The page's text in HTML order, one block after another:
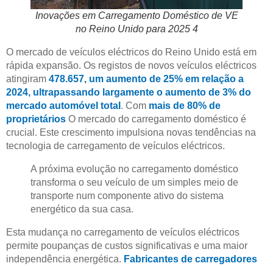
Inovações em Carregamento Doméstico de VE
no Reino Unido para 2025 4
O mercado de veículos eléctricos do Reino Unido está em
rápida expansão. Os registos de novos veículos eléctricos
atingiram 478.657, um aumento de 25% em relação a
2024, ultrapassando largamente o aumento de 3% do
mercado automóvel total . Com mais de 80% de
proprietários O mercado do carregamento doméstico é
crucial. Este crescimento impulsiona novas tendências na
tecnologia de carregamento de veículos eléctricos.
A próxima evolução no carregamento doméstico
transforma o seu veículo de um simples meio de
transporte num componente ativo do sistema
energético da sua casa.
Esta mudança no carregamento de veículos eléctricos
permite poupanças de custos significativas e uma maior
independência energética. Fabricantes de carregadores